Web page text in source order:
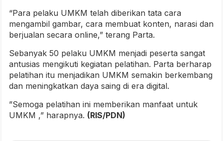
“Para pelaku UMKM telah diberikan tata cara
mengambil gambar, cara membuat konten, narasi dan
berjualan secara online,” terang Parta.
Sebanyak 50 pelaku UMKM menjadi peserta sangat
antusias mengikuti kegiatan pelatihan. Parta berharap
pelatihan itu menjadikan UMKM semakin berkembang
dan meningkatkan daya saing di era digital.
”Semoga pelatihan ini memberikan manfaat untuk
UMKM ,” harapnya. (RIS/PDN)